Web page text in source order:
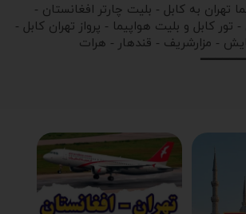
تهران به کابل - بلیت چارتر افغانستان -
- تور کابل و بلیت هواپیما - پرواز تهران کابل -
- مزارشریف - قندهار - هرات